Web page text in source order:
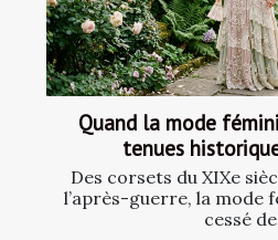
Quand la mode
tenues
Des corsets du XIXe
l’après-guerre, la mode
cessé